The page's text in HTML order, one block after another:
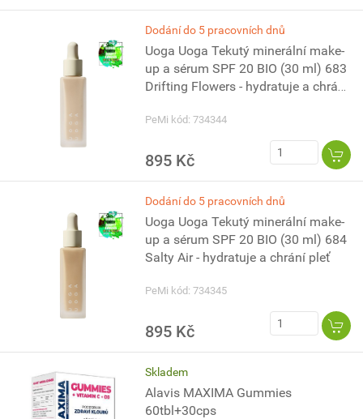
Dodání do 5 pracovních dnů
Uoga Uoga Tekutý minerální make-
up a sérum SPF 20 BIO (30 ml) 683
Drifting Flowers - hydratuje a chrání
PeMi kód: 734344
895 Kč
Dodání do 5 pracovních dnů
Uoga Uoga Tekutý minerální make-
up a sérum SPF 20 BIO (30 ml) 684
Salty Air - hydratuje a chrání pleť
PeMi kód: 734345
895 Kč
Skladem
Alavis MAXIMA Gummies
60tbl+30cps